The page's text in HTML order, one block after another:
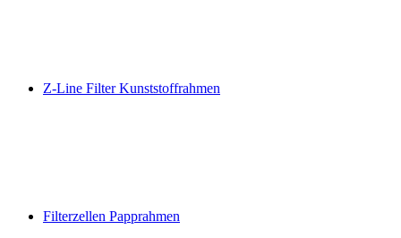
Z-Line Filter Kunststoffrahmen
Filterzellen Papprahmen